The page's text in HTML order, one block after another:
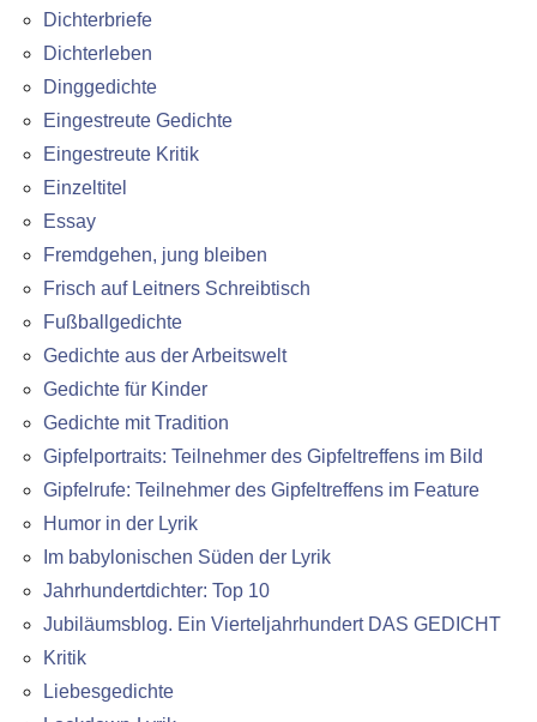
Dichterbriefe
Dichterleben
Dinggedichte
Eingestreute Gedichte
Eingestreute Kritik
Einzeltitel
Essay
Fremdgehen, jung bleiben
Frisch auf Leitners Schreibtisch
Fußballgedichte
Gedichte aus der Arbeitswelt
Gedichte für Kinder
Gedichte mit Tradition
Gipfelportraits: Teilnehmer des Gipfeltreffens im Bild
Gipfelrufe: Teilnehmer des Gipfeltreffens im Feature
Humor in der Lyrik
Im babylonischen Süden der Lyrik
Jahrhundertdichter: Top 10
Jubiläumsblog. Ein Vierteljahrhundert DAS GEDICHT
Kritik
Liebesgedichte